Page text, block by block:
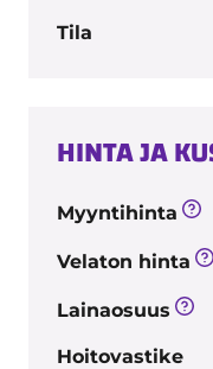
Tila
HINTA JA
Myyntihinta
Velaton hinta
Lainaosuus
Hoitovastike